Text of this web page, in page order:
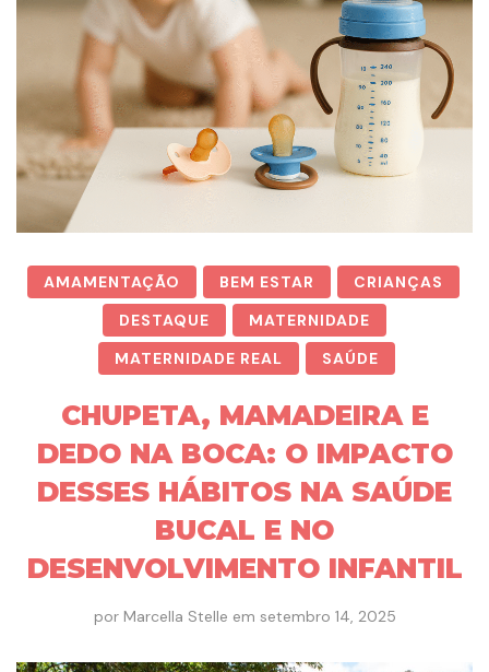
AMAMENTAÇÃO BEM ESTAR
CRIANÇAS
DESTAQUE
MATERNIDADE
MATERNIDADE REAL
SAÚDE
CHUPETA, MAMADEIRA E
DEDO NA BOCA: O IMPACTO
DESSES HÁBITOS NA SAÚDE
BUCAL E NO
DESENVOLVIMENTO INFANTIL
por Marcella Stelle em setembro 14, 2025